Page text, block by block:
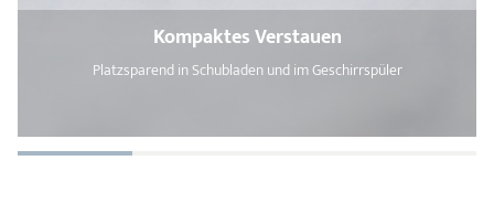
Kompaktes Verstauen
Platzsparend in Schubladen und im Geschirrspüler